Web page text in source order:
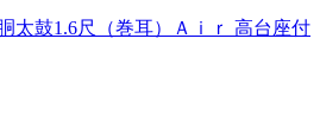
太鼓1.6尺（巻耳）Ａｉｒ 高台座付